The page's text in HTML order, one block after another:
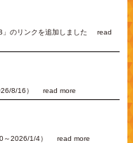
」のリンクを追加しました
read
8/16） read more
2026/1/4） read more